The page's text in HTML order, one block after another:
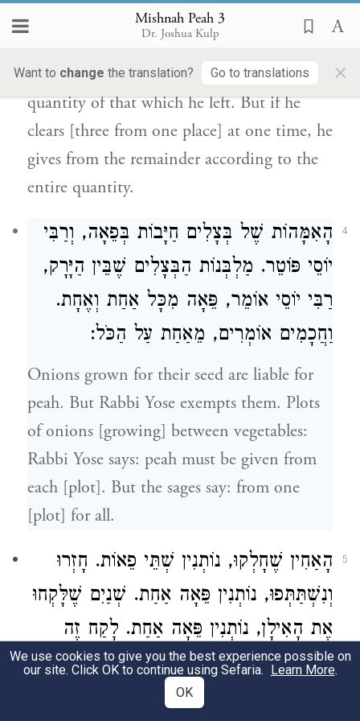
Mishnah Peah 3
Dr. Joshua Kulp
Want to change the translation? Go to translations ×
applies to beans and to a vineyard. If he,
however, he only thins it out, then he gives
[peah] from the remainder according to the
quantity of that which he left. But if he
clears [three from one place] at one time, he
gives from the remainder according to the
entire quantity.
4 הָאִמָּהוֹת שֶׁל בְּצָלִים חַיָּבוֹת בְּפֵאָה, וְרַבִּי
יוֹסֵי פּוֹטֵר. מַלְבְּנוֹת הַבְּצָלִים שֶׁבֵּין הַיָּרָק,
רַבִּי יוֹסֵי אוֹמֵר, פֵּאָה מִכָּל אַחַת וְאֶחָת.
וַחֲכָמִים אוֹמְרִים, מֵאַחַת עַל הַכֹּל:
Onions grown for their seed are liable for
peah. But Rabbi Yose exempts them. Plots
of onions [growing] between vegetables:
Rabbi Yose says: peah must be given from
each [plot]. But the sages say: from one
[plot] for all.
5
הָאַחִין שֶׁחָלְקוּ, נוֹתְנִין שְׁתֵּי פֵאוֹת. חָזְרוּ
וְנִשְׁתַּתְּפוּ, נוֹתְנִין פֵּאָה אַחַת. שְׁנַיִם שֶׁלָּקְחוּ
אֶת הָאִילָן, נוֹתְנִין פֵּאָה אַחַת. לָקַח זֶה
צְפוֹנוֹ וְזֶה דְרוֹמוֹ, זֶה נוֹתֵן פֵּאָה לְעַצְמוֹ,
וְזֶה נוֹתֵן פֵּאָה לְעַצְמוֹ. הַמּוֹכֵר קִלְחֵי אִילָן
We use cookies to give you the best experience possible on
our site. Click OK to continue using Sefaria. Learn More.
OK